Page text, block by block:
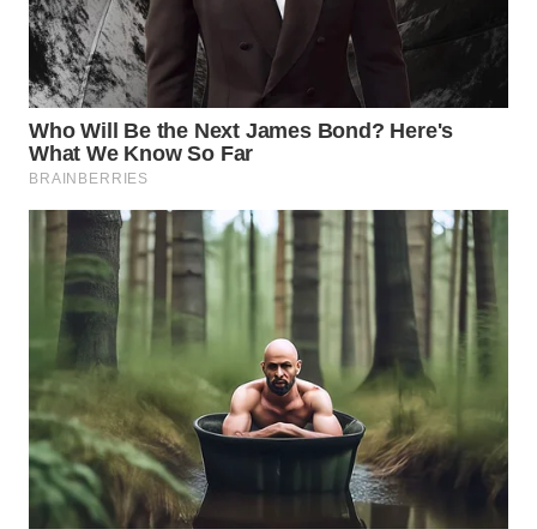
NIAS
WN
LANGKAT
WN
TAPANULI
SELATAN
WN
TANJUNG
LESUNG
WN
KARO
WN
SIMALUNGUN